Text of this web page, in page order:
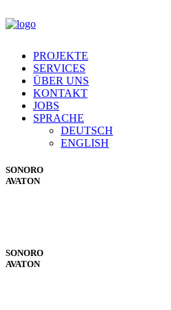
PROJEKTE
SERVICES
ÜBER UNS
KONTAKT
JOBS
SPRACHE
DEUTSCH
ENGLISH
SONORO
AVATON
SONORO
AVATON